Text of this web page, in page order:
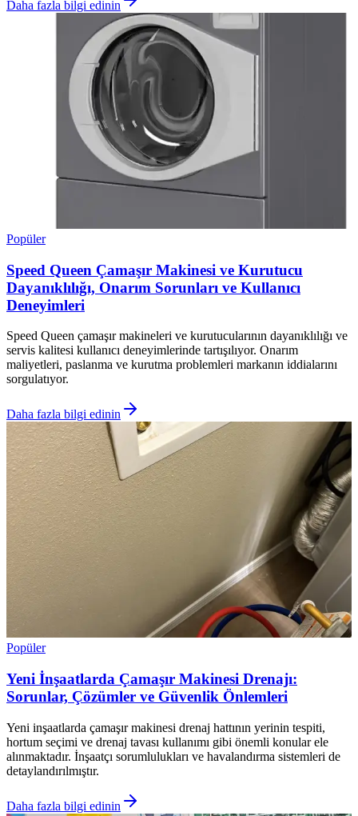
Daha fazla bilgi edinin
Popüler
Speed Queen Çamaşır Makinesi ve Kurutucu
Dayanıklılığı, Onarım Sorunları ve Kullanıcı
Deneyimleri
Speed Queen çamaşır makineleri ve kurutucularının dayanıklılığı ve
servis kalitesi kullanıcı deneyimlerinde tartışılıyor. Onarım
maliyetleri, paslanma ve kurutma problemleri markanın iddialarını
sorgulatıyor.
Daha fazla bilgi edinin
Popüler
Yeni İnşaatlarda Çamaşır Makinesi Drenajı:
Sorunlar, Çözümler ve Güvenlik Önlemleri
Yeni inşaatlarda çamaşır makinesi drenaj hattının yerinin tespiti,
hortum seçimi ve drenaj tavası kullanımı gibi önemli konular ele
alınmaktadır. İnşaatçı sorumlulukları ve havalandırma sistemleri de
detaylandırılmıştır.
Daha fazla bilgi edinin